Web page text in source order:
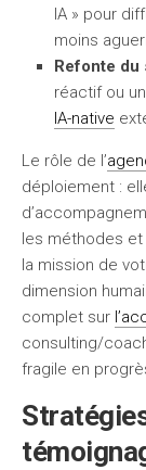
IA » pour
moins
Refonte du
réactif ou
IA-native
Le rôle de l’
déploiement :
les méthodes
la mission de
dimension
complet sur
consulting/
fragile en